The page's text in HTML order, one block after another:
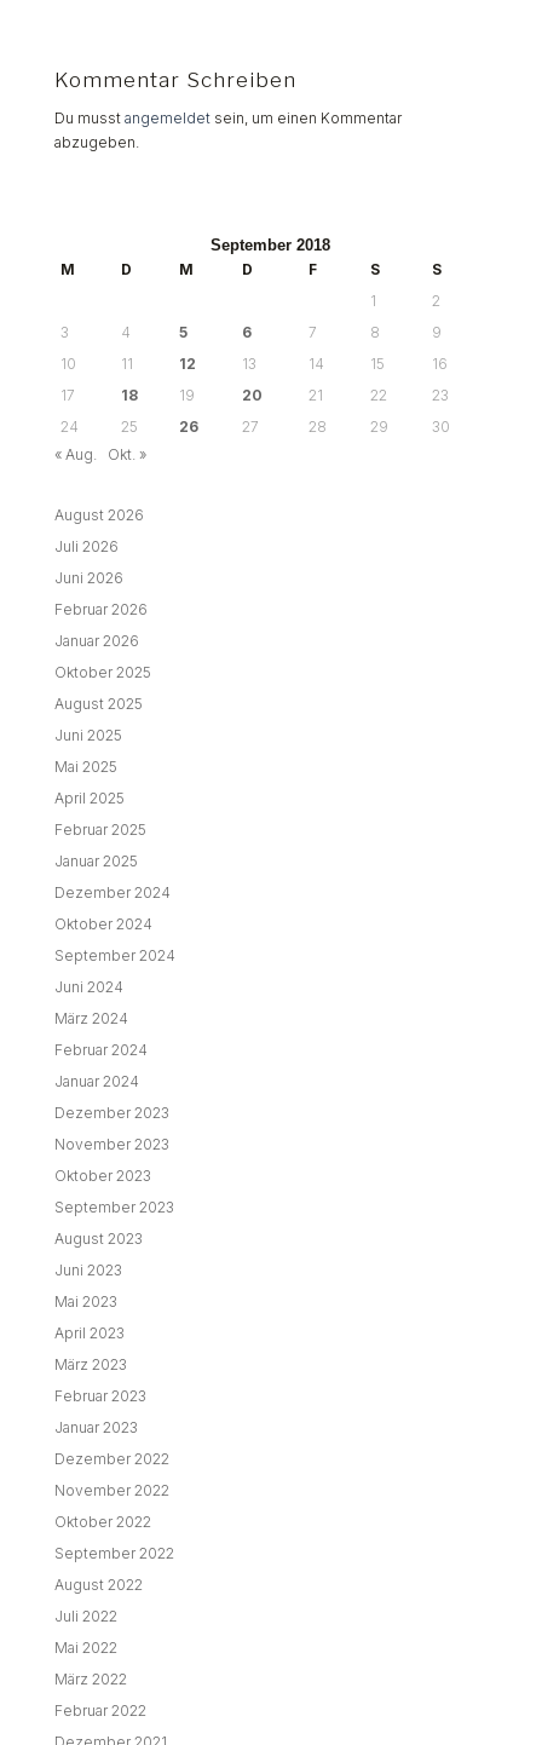
Kommentar Schreiben
Du musst angemeldetsein, um einen Kommentar
abzugeben.
September 2018
M
D M D F S
S
1
2
3
4 5 6 7 8
9
10
11 12 13 14 15
16
17
18 19 20 21 22
23
24
25 26 27 28 29
30
« Aug.
Okt. »
August 2026
Juli 2026
Juni 2026
Februar 2026
Januar 2026
Oktober 2025
August 2025
Juni 2025
Mai 2025
April 2025
Februar 2025
Januar 2025
Dezember 2024
Oktober 2024
September 2024
Juni 2024
März 2024
Februar 2024
Januar 2024
Dezember 2023
November 2023
Oktober 2023
September 2023
August 2023
Juni 2023
Mai 2023
April 2023
März 2023
Februar 2023
Januar 2023
Dezember 2022
November 2022
Oktober 2022
September 2022
August 2022
Juli 2022
Mai 2022
März 2022
Februar 2022